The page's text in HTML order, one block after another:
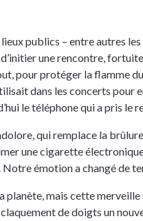
publics – entre autres les
une rencontre,
pour protéger la flamme
dans les concerts
le téléphone qui a pris le
qui remplace la
une cigarette
émotion a changé de
planète, mais cette
claquement de doigts un